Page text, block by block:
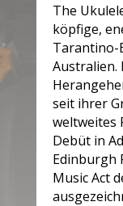
The
köpfige,
Tarantino-
Australien.
seit ihrer
weltweites
Debüt in
Edinburgh
Music Act